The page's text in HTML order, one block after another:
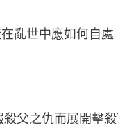
亂世中應如何自
父之仇而展開擊殺